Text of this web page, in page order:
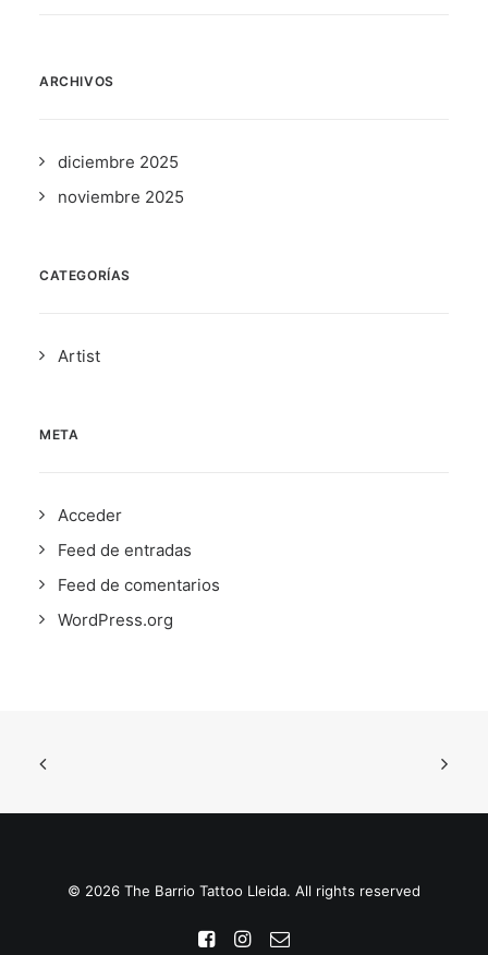
ARCHIVOS
diciembre 2025
noviembre 2025
CATEGORÍAS
Artist
META
Acceder
Feed de entradas
Feed de comentarios
WordPress.org
© 2026 The Barrio Tattoo Lleida. All rights reserved